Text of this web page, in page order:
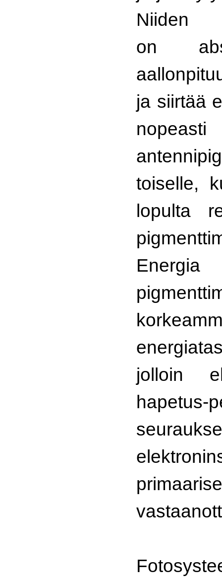
on
ja siirtää
nopeasti
toiselle,
lopulta
jolloin
hapetus-